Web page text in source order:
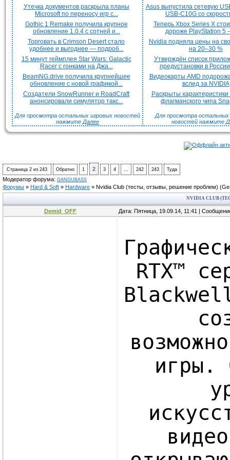
Утечка документов раскрыла планы
Microsoft по переносу игр с...
Gothic 1 Remake получила крупное
обновление 1.0.4 с сотней и...
Торговать в Crimson Desert стало
удобнее и выгоднее — подроб...
15 минут геймплея Star Wars: Galactic
Racer с гонками на Джа...
BeamNG.drive получила крупнейшее
обновление с новой графикой...
Создатели SnowRunner и RoadCraft
анонсировали симулятор такс...
Для просмотра остальных игровых новостей
нажмите Далее
Asus выпустила сетевую
USB-C10G со
Теперь Xbox Series X
дороже PlayStation 5
Nvidia подняла цены на
на 20–30 %
Утверждён список
предустановки в
Видеокарты AMD
вслед за NVIDIA
Раскрыты характеристики
флагманского чипа
Для просмотра остальных
новостей нажмите
Страница 2 из 243 Обратно 1 2 3 4 … 242 243 Туда
Модератор форума: GANGUBASS
Форумы » Hard & Soft » Hardware » Nvidia Club (тесты, отзывы, решение проблем)
NVIDIA CLUB
Demid_OFF Дата: Пятница, 19.09.14, 11:41 |
RTX™
игры.